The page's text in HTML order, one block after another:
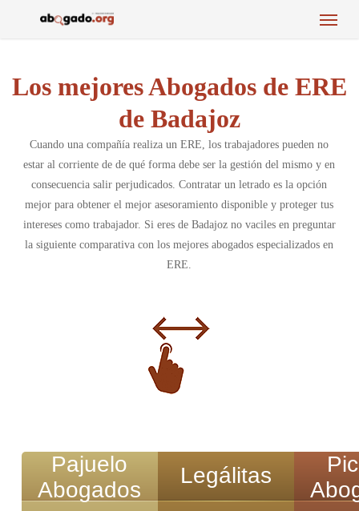
Menu
Los mejores Abogados de ERE
de Badajoz
Cuando una compañía realiza un ERE, los trabajadores pueden no
estar al corriente de de qué forma debe ser la gestión del mismo y en
consecuencia salir perjudicados. Contratar un letrado es la opción
mejor para obtener el mejor asesoramiento disponible y proteger tus
intereses como trabajador. Si eres de Badajoz no vaciles en preguntar
la siguiente comparativa con los mejores abogados especializados en
ERE.
Pajuelo
Abogados
Legálitas